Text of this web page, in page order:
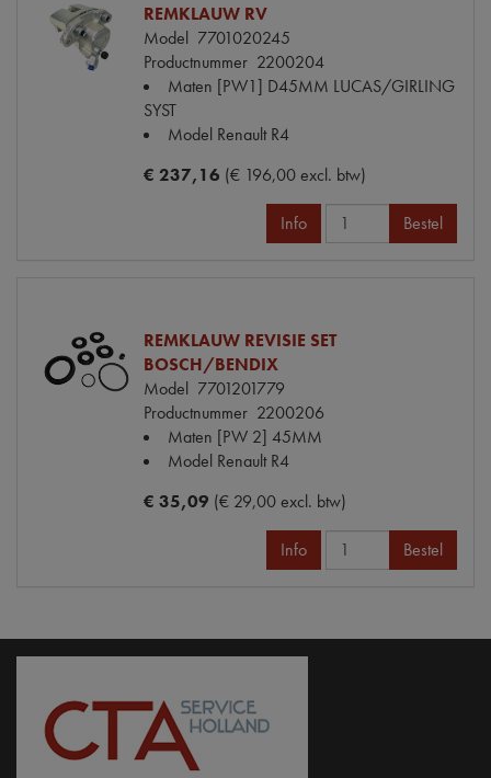
REMKLAUW RV
Model 7701020245
Productnummer 2200204
Maten [PW1] D45MM LUCAS/GIRLING
SYST
Model Renault R4
€ 237,16 (€ 196,00 excl. btw)
Info Bestel
REMKLAUW REVISIE SET
BOSCH/BENDIX
Model 7701201779
Productnummer 2200206
Maten [PW 2] 45MM
Model Renault R4
€ 35,09 (€ 29,00 excl. btw)
Info Bestel